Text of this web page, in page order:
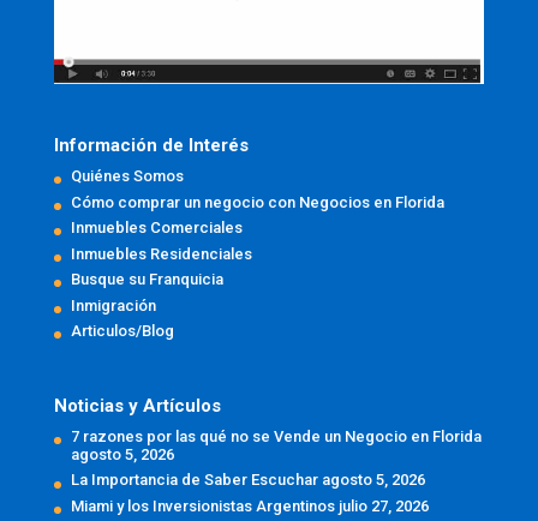
Información de Interés
Quiénes Somos
Cómo comprar un negocio con Negocios en Florida
Inmuebles Comerciales
Inmuebles Residenciales
Busque su Franquicia
Inmigración
Articulos/Blog
Noticias y Artículos
7 razones por las qué no se Vende un Negocio en Florida
agosto 5, 2026
La Importancia de Saber Escuchar agosto 5, 2026
Miami y los Inversionistas Argentinos julio 27, 2026